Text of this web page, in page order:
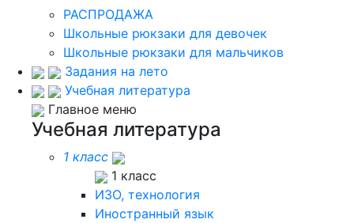
РАСПРОДАЖА
Школьные рюкзаки для девочек
Школьные рюкзаки для мальчиков
Задания на лето
Учебная литература
Главное меню
Учебная литература
1 класс
1 класс
ИЗО, технология
Иностранный язык